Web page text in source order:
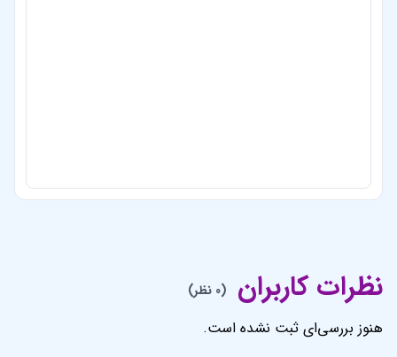
نظرات کاربران (0 نظر)
هنوز بررسی‌ای ثبت نشده است.